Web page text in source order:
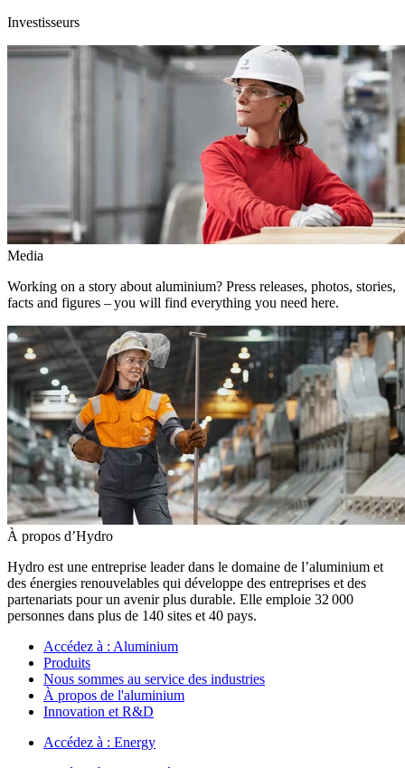
Investisseurs
Media
Working on a story about aluminium? Press releases, photos, stories,
facts and figures – you will find everything you need here.
À propos d’Hydro
Hydro est une entreprise leader dans le domaine de l’aluminium et
des énergies renouvelables qui développe des entreprises et des
partenariats pour un avenir plus durable. Elle emploie 32 000
personnes dans plus de 140 sites et 40 pays.
Accédez à : Aluminium
Produits
Nous sommes au service des industries
À propos de l'aluminium
Innovation et R&D
Accédez à : Energy